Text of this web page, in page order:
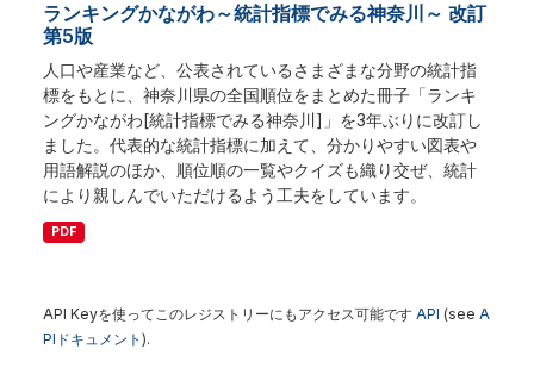
ランキングかながわ～統計指標でみる神奈川～ 改訂
第5版
人口や産業など、公表されているさまざまな分野の統計指
標をもとに、神奈川県の全国順位をまとめた冊子「ランキ
ングかながわ[統計指標でみる神奈川]」を3年ぶりに改訂し
ました。代表的な統計指標に加えて、分かりやすい図表や
用語解説のほか、順位順の一覧やクイズも織り交ぜ、統計
により親しんでいただけるよう工夫をしています。
PDF
API Keyを使ってこのレジストリーにもアクセス可能です API (see A
PIドキュメント ).